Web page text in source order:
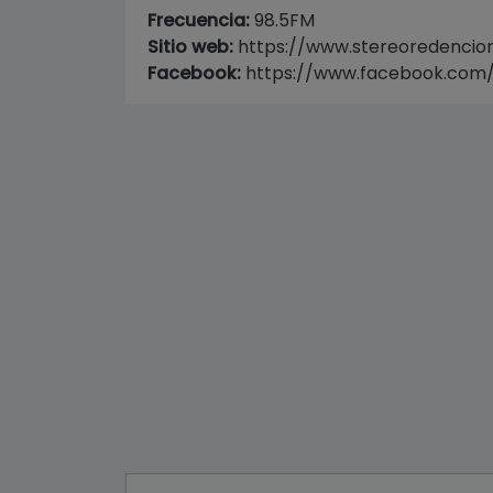
Frecuencia:98.5FM
Sitio web: https://
Facebook: https://